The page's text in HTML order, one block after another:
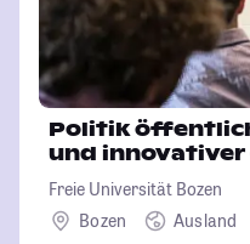
Politik
und innovativer
Freie Universität Bozen
Bozen
Ausland